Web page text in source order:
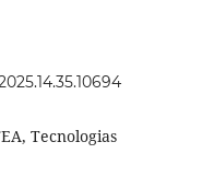
Tecnologias